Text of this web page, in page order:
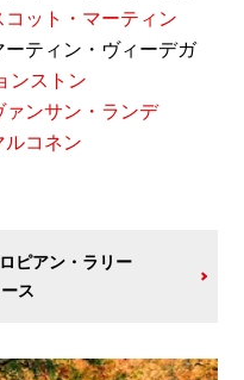
ット・マーティン
ティン・ヴィーデガ
ンストン
ァンサン・ランデ
ルコネン
ピアン・ラリー
ス